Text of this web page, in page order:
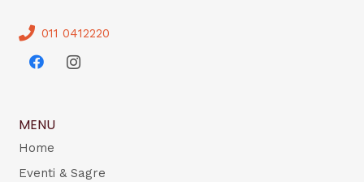
011 0412220
MENU
Home
Eventi & Sagre